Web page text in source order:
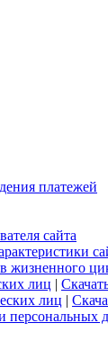
платежей
сайта
жизненного
лиц |
лиц |
персональных